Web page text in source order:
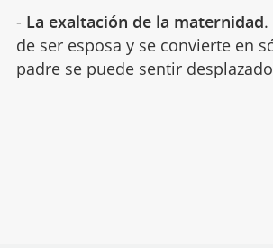
- La exaltación de la maternidad
de ser esposa y se convierte en
padre se puede sentir